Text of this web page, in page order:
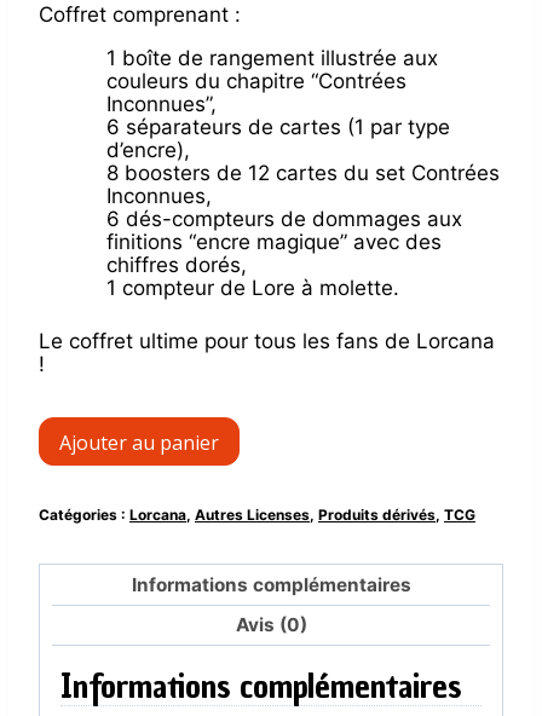
Coffret comprenant :
1 boîte de rangement illustrée aux
couleurs du chapitre “Contrées
Inconnues”,
6 séparateurs de cartes (1 par type
d’encre),
8 boosters de 12 cartes du set Contrées
Inconnues,
6 dés-compteurs de dommages aux
finitions “encre magique” avec des
chiffres dorés,
1 compteur de Lore à molette.
Le coffret ultime pour tous les fans de Lorcana
!
quantité
de
Trove
Contrées
-
12
Ajouter au panier
Catégories : Lorcana, Autres Licenses, Produits dérivés, TCG
Informations complémentaires
Avis (0)
Informations complémentaires